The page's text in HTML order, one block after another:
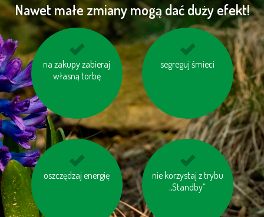
Nawet małe zmiany mogą dać duży efekt!
na zakupy zabieraj
własną torbę
kupuj produkty
regionalne
segreguj śmieci
gaś niepotrzebne
oszczędzaj energię
nie przegrzewaj
nie korzystaj z trybu
„Standby“
rozważ, czy
naprawdę